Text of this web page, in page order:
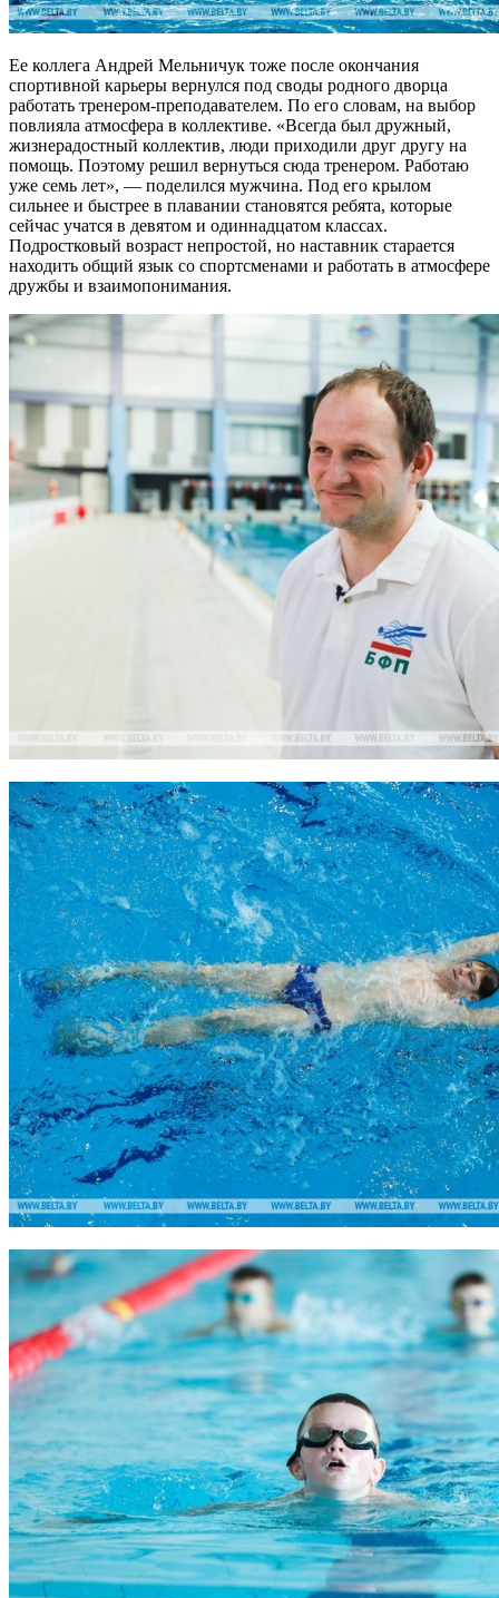
Ее коллега Андрей Мельничук тоже после окончания
спортивной карьеры вернулся под своды родного дворца
работать тренером-преподавателем. По его словам, на выбор
повлияла атмосфера в коллективе. «Всегда был дружный,
жизнерадостный коллектив, люди приходили друг другу на
помощь. Поэтому решил вернуться сюда тренером. Работаю
уже семь лет», — поделился мужчина. Под его крылом
сильнее и быстрее в плавании становятся ребята, которые
сейчас учатся в девятом и одиннадцатом классах.
Подростковый возраст непростой, но наставник старается
находить общий язык со спортсменами и работать в атмосфере
дружбы и взаимопонимания.